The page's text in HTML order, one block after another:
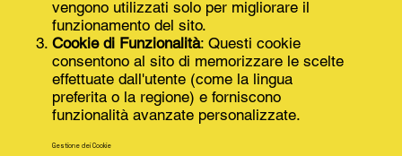
vengono utilizzati solo per migliorare il
funzionamento del sito.
Cookie di Funzionalità: Questi cookie
consentono al sito di memorizzare le scelte
effettuate dall'utente (come la lingua
preferita o la regione) e forniscono
funzionalità avanzate personalizzate.
Gestione dei Cookie